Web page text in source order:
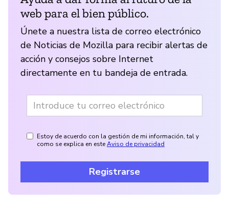
web para el bien público.
Únete a nuestra lista de correo electrónico
de Noticias de Mozilla para recibir alertas de
acción y consejos sobre Internet
directamente en tu bandeja de entrada.
Estoy de acuerdo con la gestión de mi información, tal y
como se explica en esteAviso de privacidad
Registrarse